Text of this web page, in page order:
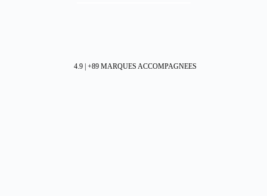
4.9 | +89 MARQUES ACCOMPAGNEES